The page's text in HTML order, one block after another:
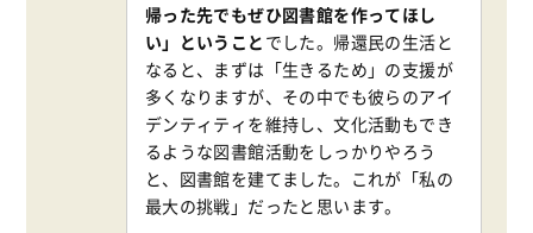
帰った先でもぜひ図書館を作ってほし
い」ということ でした。帰還民の生活と
なると、まずは「生きるため」の支援が
多くなりますが、その中でも彼らのアイ
デンティティを維持し、文化活動もでき
るような図書館活動をしっかりやろう
と、図書館を建てました。これが「私の
最大の挑戦」だったと思います。